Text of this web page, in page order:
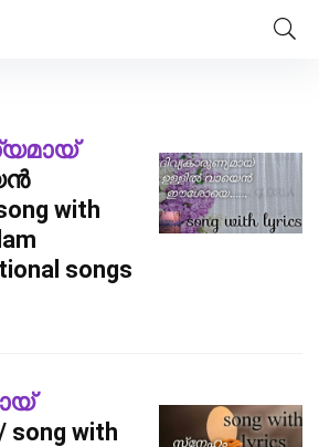
with
songs
with